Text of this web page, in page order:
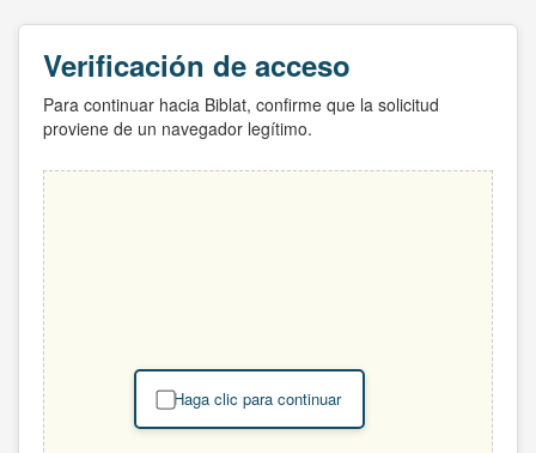
Verificación de acceso
Para continuar hacia Biblat, confirme que la solicitud
proviene de un navegador legítimo.
Haga clic para continuar